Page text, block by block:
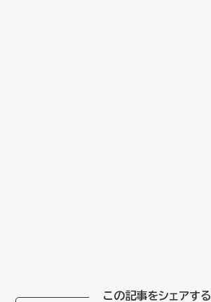
この記事をシェアする